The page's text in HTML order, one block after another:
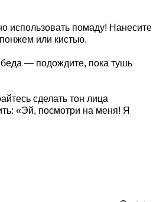
использовать помаду! Нанесите
или кистью.
— подождите, пока тушь
сделать тон лица
«Эй, посмотри на меня! Я